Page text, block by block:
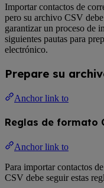
Importar contactos de
pero su archivo CSV
garantizar un proceso de
siguientes pautas para
electrónico.
Prepare su
Anchor link to
Reglas de formato
Anchor link to
Para importar contactos
CSV debe seguir estas